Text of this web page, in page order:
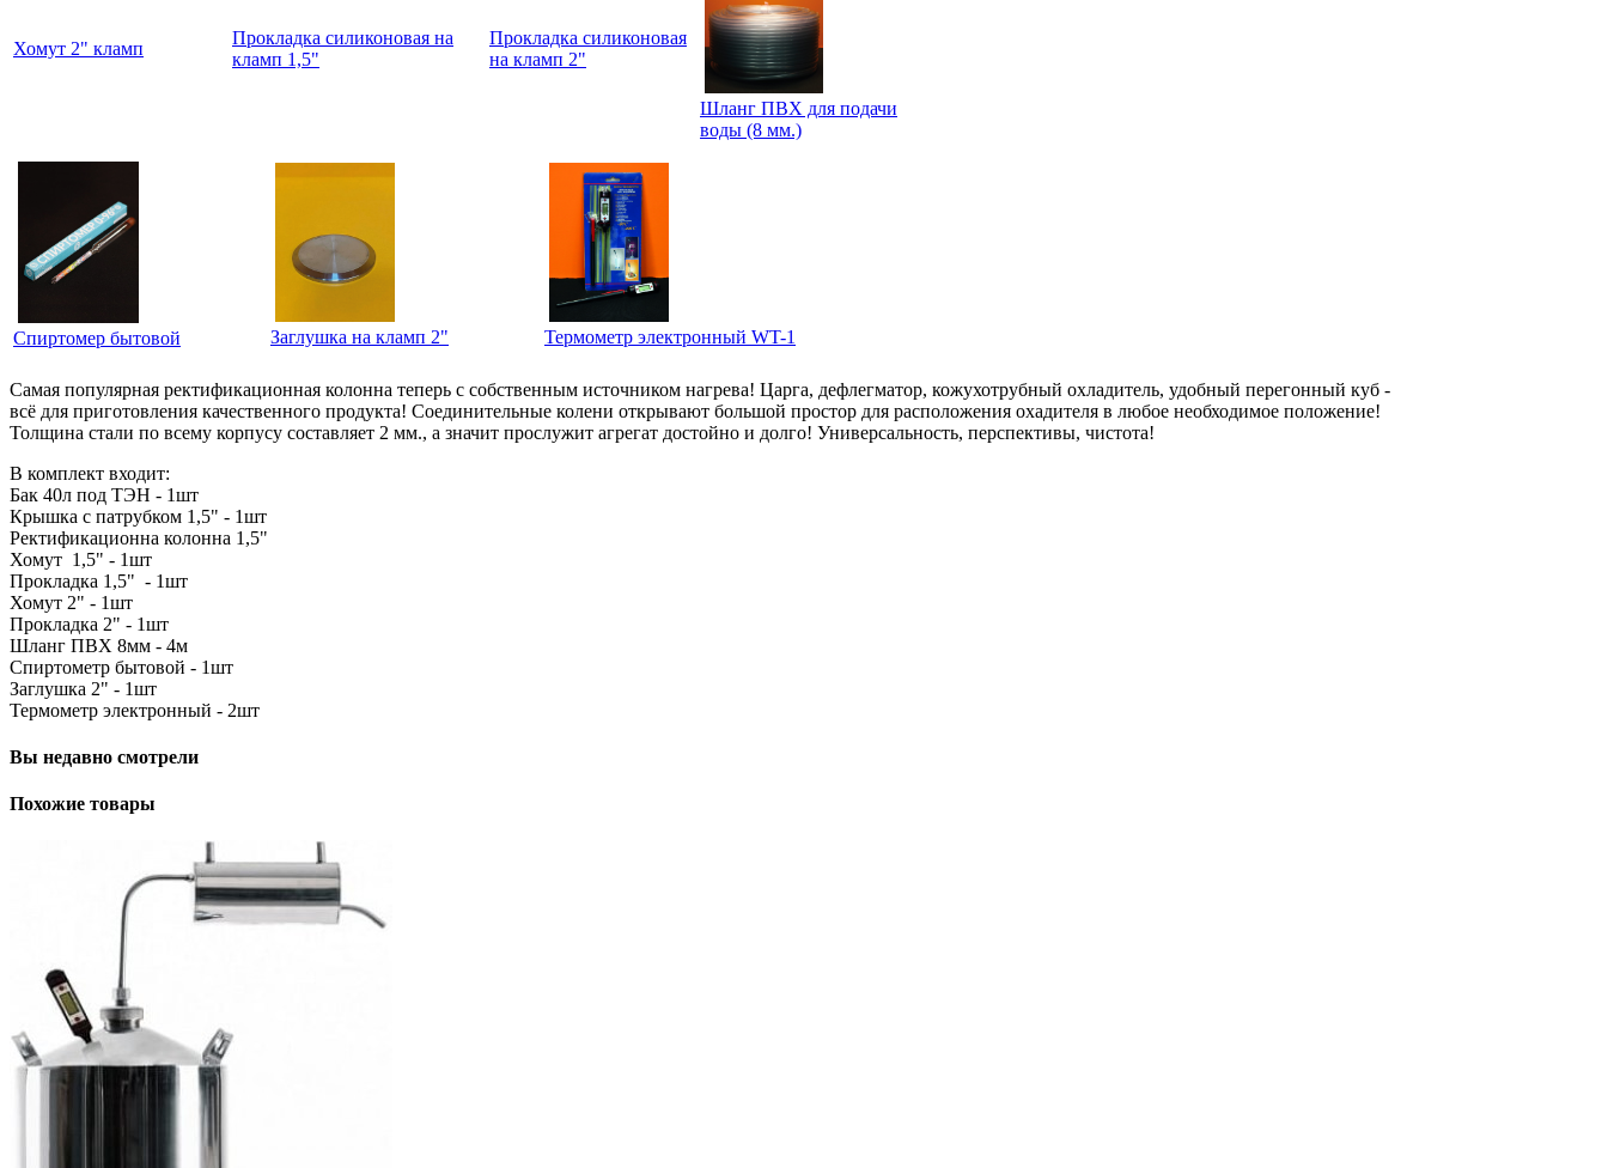
Хомут 2" кламп
Прокладка силиконовая на
кламп 1,5"
Прокладка силиконовая
на кламп 2"
Шланг ПВХ для подачи
воды (8 мм.)
Спиртомер бытовой Заглушка на кламп 2" Термометр электронный WT-1
Самая популярная ректификационная колонна теперь с собственным источником нагрева! Царга, дефлегматор, кожухотрубный охладитель, удобный перегонный куб -
всё для приготовления качественного продукта! Соединительные колени открывают большой простор для расположения охадителя в любое необходимое положение!
Толщина стали по всему корпусу составляет 2 мм., а значит прослужит агрегат достойно и долго! Универсальность, перспективы, чистота!
В комплект входит:
Бак 40л под ТЭН - 1шт
Крышка с патрубком 1,5" - 1шт
Ректификационна колонна 1,5"
Хомут 1,5" - 1шт
Прокладка 1,5" - 1шт
Хомут 2" - 1шт
Прокладка 2" - 1шт
Шланг ПВХ 8мм - 4м
Спиртометр бытовой - 1шт
Заглушка 2" - 1шт
Термометр электронный - 2шт
Вы недавно смотрели
Похожие товары